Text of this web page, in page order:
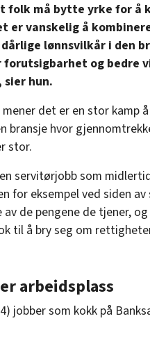
folk må bytte yrke for å
er vanskelig å
lønnsvilkår i den
forutsigbarhet og bedre
hun.
det er en stor kamp
bransje hvor
stor.
servitørjobb som
for eksempel ved siden
av de pengene de tjener,
til å bry seg om
arbeidsplass
jobber som kokk på